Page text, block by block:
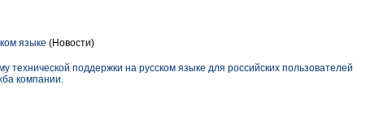
языке (Новости)
технической поддержки на русском языке для российских пользователей
компании.